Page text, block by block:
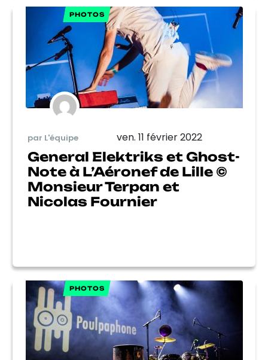
PHOTOS
par L'équipe ven. 11 février 2022
General Elektriks et Ghost-
Note à L’Aéronef de Lille ©
Monsieur Terpan et
Nicolas Fournier
PHOTOS